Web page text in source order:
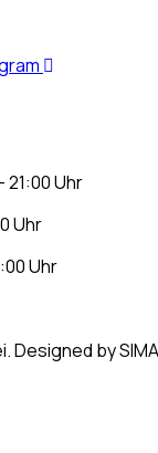
Uhr
Uhr
Uhr
Designed by